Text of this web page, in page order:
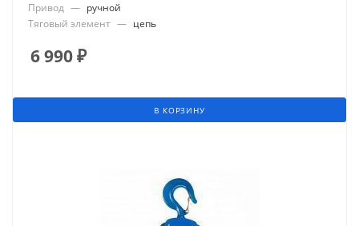
Привод — ручной
Тяговый элемент — цепь
6 990₽
В КОРЗИНУ